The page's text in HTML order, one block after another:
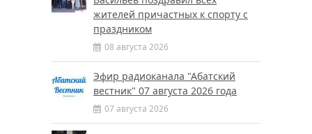
жителей причастных к спорту с
праздником
08 августа 2026
Эфир радиоканала "Абатский
вестник" 07 августа 2026 года
07 августа 2026